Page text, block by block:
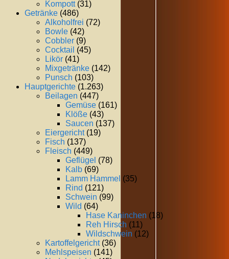
Kompott(31)
Getränke (486)
Alkoholfrei (72)
Bowle (42)
Cobbler (9)
Cocktail (45)
Likör (41)
Mixgetränke (142)
Punsch (103)
Hauptgerichte (1.263)
Beilagen (447)
Gemüse (161)
Klöße (43)
Saucen (137)
Eiergericht(19)
Fisch (137)
Fleisch (449)
Geflügel (78)
Kalb (69)
Lamm Hammel (35)
Rind (121)
Schwein (99)
Wild (64)
Hase Kaninchen (18)
Reh Hirsch (11)
Wildschwein (12)
Kartoffelgericht(36)
Mehlspeisen (141)